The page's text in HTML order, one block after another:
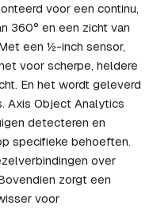
voor een continu,
360° en een zicht van
een ½-inch sensor,
voor scherpe, heldere
En het wordt geleverd
Axis Object Analytics
detecteren en
specifieke behoeften.
over
zorgt een
voor